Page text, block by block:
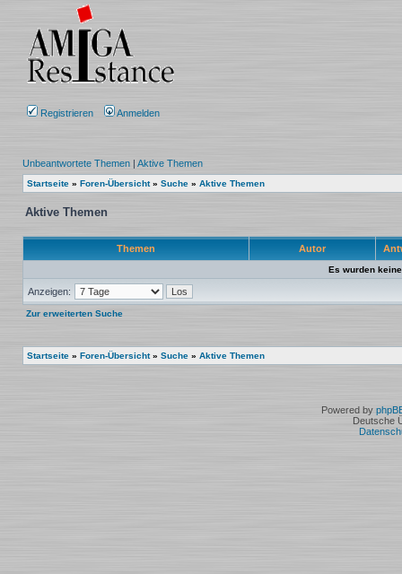
Registrieren Anmelden
Unbeantwortete Themen | Aktive Themen
Startseite » Foren-Übersicht» Suche » Aktive Themen
Aktive Themen
Themen Autor
Es wurden
Anzeigen:
Zur erweiterten Suche
Startseite » Foren-Übersicht» Suche » Aktive Themen
Powered by
Deutsche